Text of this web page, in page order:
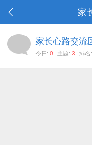
家
家长心路交流
今日: 0 主题: 3 排名: